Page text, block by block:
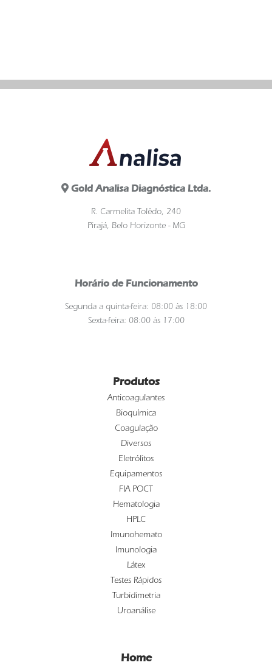
Gold Analisa Diagnóstica Ltda.
R. Carmelita Tolêdo, 240
Pirajá, Belo Horizonte - MG
Horário de Funcionamento
Segunda a quinta-feira: 08:00 às 18:00
Sexta-feira: 08:00 às 17:00
Produtos
Anticoagulantes
Bioquímica
Coagulação
Diversos
Eletrólitos
Equipamentos
FIA POCT
Hematologia
HPLC
Imunohemato
Imunologia
Látex
Testes Rápidos
Turbidimetria
Uroanálise
Home